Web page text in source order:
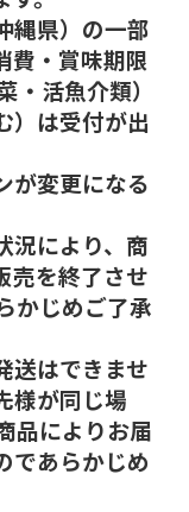
縄県）の一部
費・賞味期限
・活魚介類）
）は受付が出
が変更になる
況により、商
売を終了させ
かじめご了承
送はできませ
様が同じ場
品によりお届
であらかじめ